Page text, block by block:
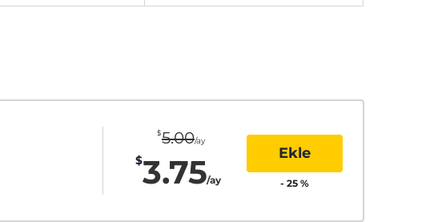
$5.00/ay
$3.75/ay
Ekle
- 25 %